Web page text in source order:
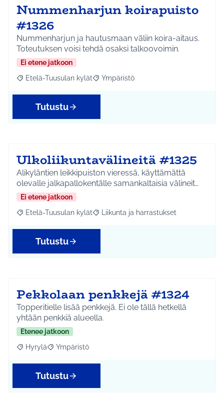
Nummenharjun koirapuisto
#1326
Nummenharjun ja hautusmaan väliin koira-aitaus.
Toteutuksen voisi tehdä osaksi talkoovoimin.
Ei etene jatkoon
Rajaa tulokset aihepiirin mukaan: Etelä-Tuusulan kylät
Etelä-Tuusulan kylät Rajaa tulokset teeman mukaan:
Ympäristö
Tutustu
Ulkoliikuntavälineitä #1325
Alikyläntien leikkipuiston vieressä, käyttämättä
olevalle jalkapallokentälle samankaltaisia välineit…
Ei etene jatkoon
Rajaa tulokset aihepiirin mukaan: Etelä-Tuusulan kylät
Etelä-Tuusulan kylät Rajaa tulokset teeman mukaan:
Liikunta ja harrastukset
Tutustu
Pekkolaan penkkejä #1324
Topperitielle lisää penkkejä. Ei ole tällä hetkellä
yhtään penkkiä alueella.
Etenee jatkoon
Rajaa tulokset aihepiirin mukaan: Hyrylä
Hyrylä Rajaa tulokset teeman mukaan: Ympäristö
Ympäristö
Tutustu